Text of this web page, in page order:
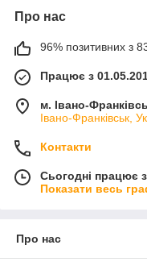
Про нас
96% позитивних з 83
Працює з
м. Івано-
Івано-Франківськ,
Контакти
Сьогодні працює
Показати весь
Про нас